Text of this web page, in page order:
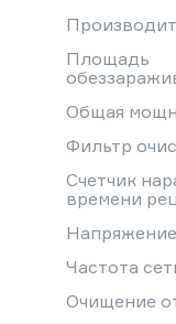
Площадь
Общая
Фильтр
Счетчик
времени
Частота
Очищение